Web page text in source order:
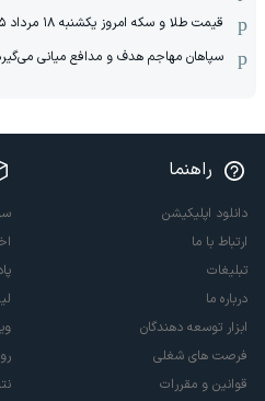
قیمت طلا و سکه امروز یکشنبه ۱۸ مرداد ۱۴۰۵
سپاهان مهاجم هدف و مدافع میانی
راهنما
دانلود اپلیکیشن
ارتباط با ما
تبلیغات
درباره ما
ابزار توسعه دهندگان
فرصت های شغلی
قوانین و مقررات